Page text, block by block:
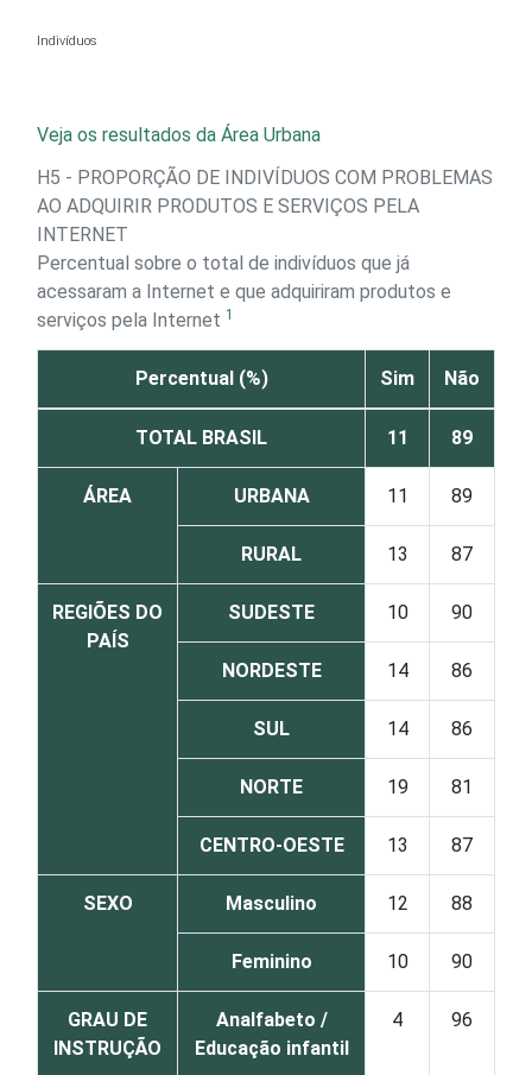
Indivíduos
Veja os resultados da Área Urbana
H5 - PROPORÇÃO DE INDIVÍDUOS COM PROBLEMAS
AO ADQUIRIR PRODUTOS E SERVIÇOS PELA
INTERNET
Percentual sobre o total de indivíduos que já
acessaram a Internet e que adquiriram produtos e
serviços pela Internet 1
Percentual (%) Sim Não
TOTAL BRASIL 11 89
ÁREA URBANA 11 89
RURAL 13 87
REGIÕES DO
PAÍS
SUDESTE 10 90
NORDESTE 14 86
SUL 14 86
NORTE 19 81
CENTRO-OESTE 13 87
SEXO Masculino 12 88
Feminino 10 90
GRAU DE
INSTRUÇÃO
Analfabeto /
Educação infantil
4 96